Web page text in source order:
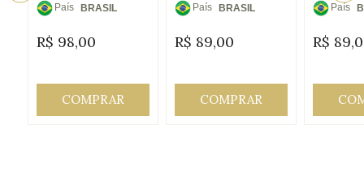
País
Origem:
BRASIL
R$ 98,00
COMPRAR
País
Origem:
BRASIL
R$ 89,00
COMPRAR
País
R$